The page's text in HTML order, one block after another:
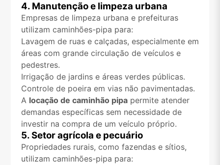
4. Manutenção e limpeza urbana
Empresas de limpeza urbana e prefeituras
utilizam caminhões-pipa para:
Lavagem de ruas e calçadas, especialmente em
áreas com grande circulação de veículos e
pedestres.
Irrigação de jardins e áreas verdes públicas.
Controle de poeira em vias não pavimentadas.
A locação de caminhão pipapermite atender
demandas específicas sem necessidade de
investir na compra de um veículo próprio.
5. Setor agrícola e pecuário
Propriedades rurais, como fazendas e sítios,
utilizam caminhões-pipa para: